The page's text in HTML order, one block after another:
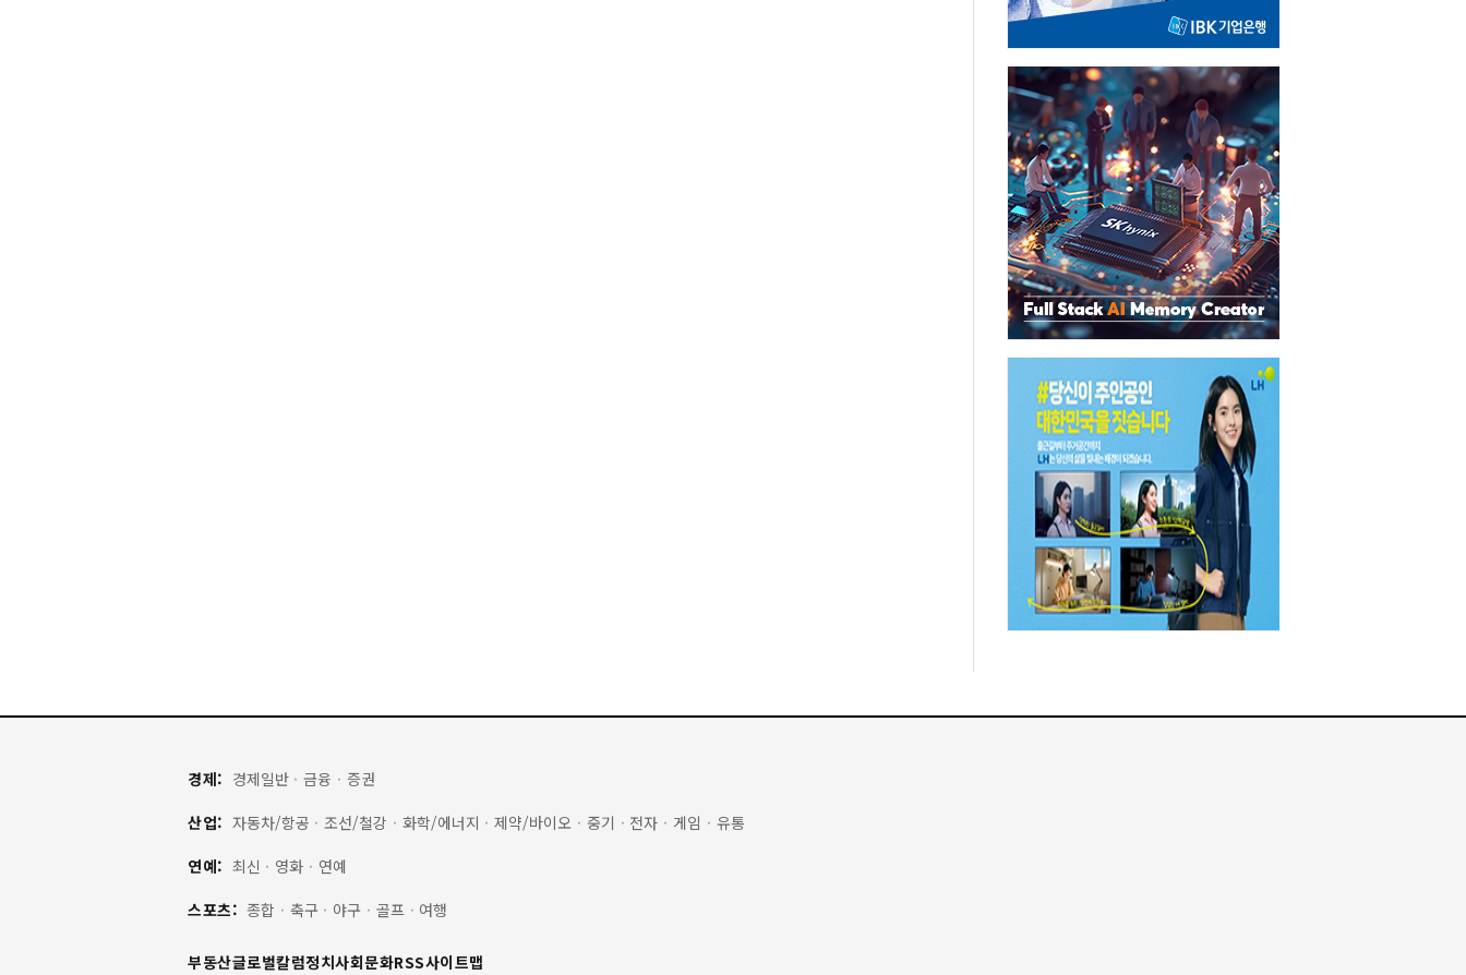
경제: 경제일반 · 금융 · 증권
산업: 자동차/항공 · 조선/철강 · 화학/에너지 · 제약/바이오 · 중기 · 전자 · 게임 · 유통
연예: 최신 · 영화 · 연예
스포츠: 종합 · 축구 · 야구 · 골프 · 여행
부동산글로벌칼럼정치사회문화RSS사이트맵